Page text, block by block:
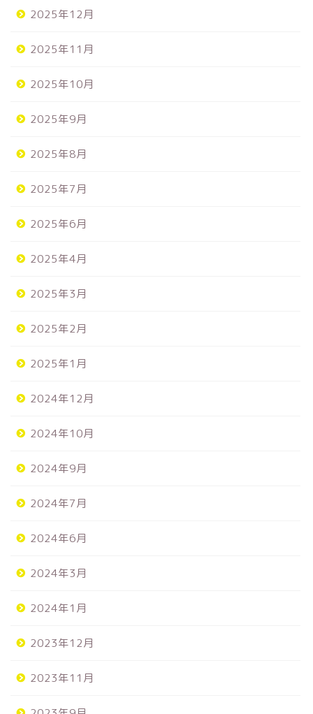
2025年12月
2025年11月
2025年10月
2025年9月
2025年8月
2025年7月
2025年6月
2025年4月
2025年3月
2025年2月
2025年1月
2024年12月
2024年10月
2024年9月
2024年7月
2024年6月
2024年3月
2024年1月
2023年12月
2023年11月